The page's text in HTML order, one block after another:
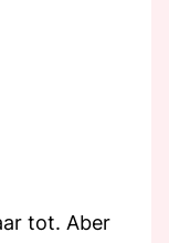
tot. Aber